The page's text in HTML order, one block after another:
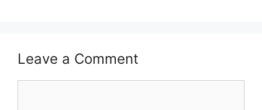
Leave a Comment